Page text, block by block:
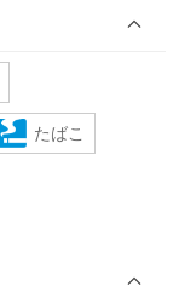
たばこ